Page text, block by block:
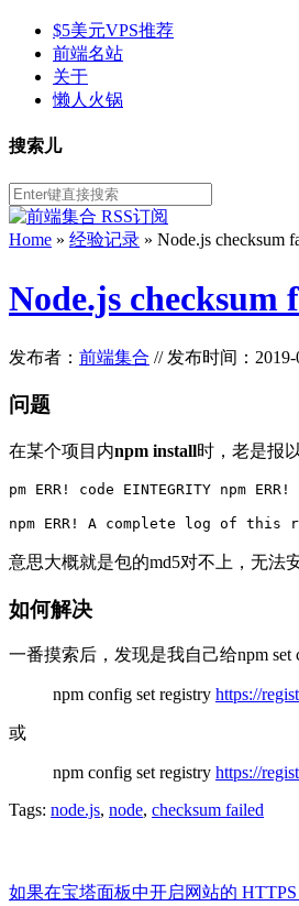
$5美元VPS推荐
前端名站
关于
懒人火锅
搜索儿
Home » 经验记录 » Node.js checksum
Node.js
发布者： 前端集合 //发布时间：2019-
问题
在某个项目内npm install时，老是报
pm ERR! code EINTEGRITY npm
npm ERR! A complete log of this
意思大概就是包的md5对不上，无法安
如何解决
一番摸索后，发现是我自己给npm set
npm config set registry https://
或
npm config set registry https://
Tags: node.js, node, checksum failed
如果在宝塔面板中开启网站的 HTTPS